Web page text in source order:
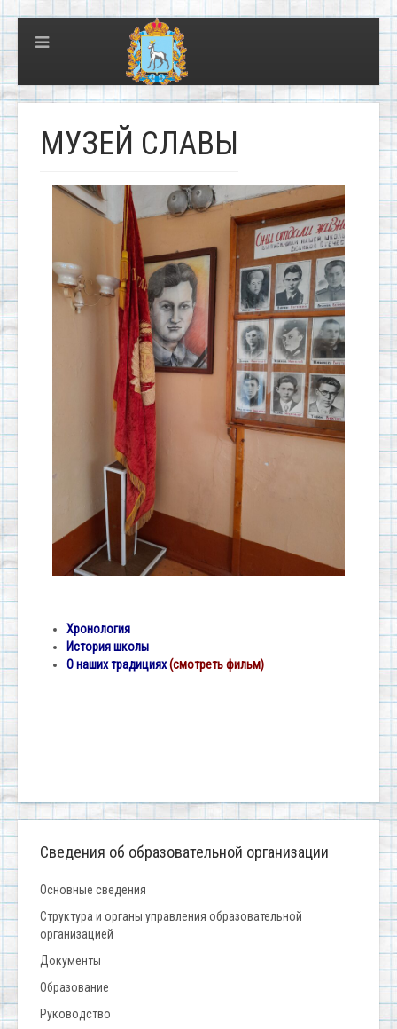
МУЗЕЙ СЛАВЫ
Хронология
История школы
О наших традициях(смотреть фильм)
Сведения об образовательной организации
Основные сведения
Структура и органы управления образовательной
организацией
Документы
Образование
Руководство